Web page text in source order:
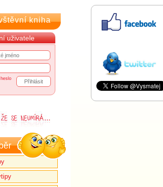
kniha
uživatele